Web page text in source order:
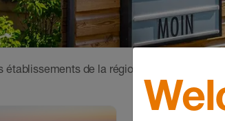
établissements de la région par son concept